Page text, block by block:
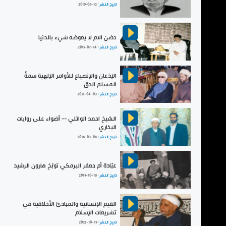
تاريخ النشر :2019-06-12
حضن الام لا يعوضه شيء بالدنيا
تاريخ النشر : 2019-07-14
الإذعان والإنصياع للأوامر الإلهية سمةُ
المسلم الحق
تاريخ النشر :2021-04-03
الشيخ احمد الوائلي -- أضواء على روايات
البخاري
تاريخ النشر :2026-03-08
عبّادة أم جعفر البرمكي توبّخ هارون الرشيد
تاريخ النشر :2019-10-16
القيم الإنسانية والمبادئ الأخلاقية في
تشريعات الإسلام
تاريخ النشر :2022-10-19